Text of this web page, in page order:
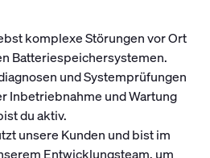
komplexe Störungen vor Ort
Batteriespeichersystemen.
und Systemprüfungen
Inbetriebnahme und Wartung
du aktiv.
unsere Kunden und bist im
Entwicklungsteam, um